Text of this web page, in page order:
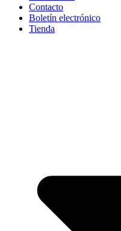
Contacto
Boletín electrónico
Tienda